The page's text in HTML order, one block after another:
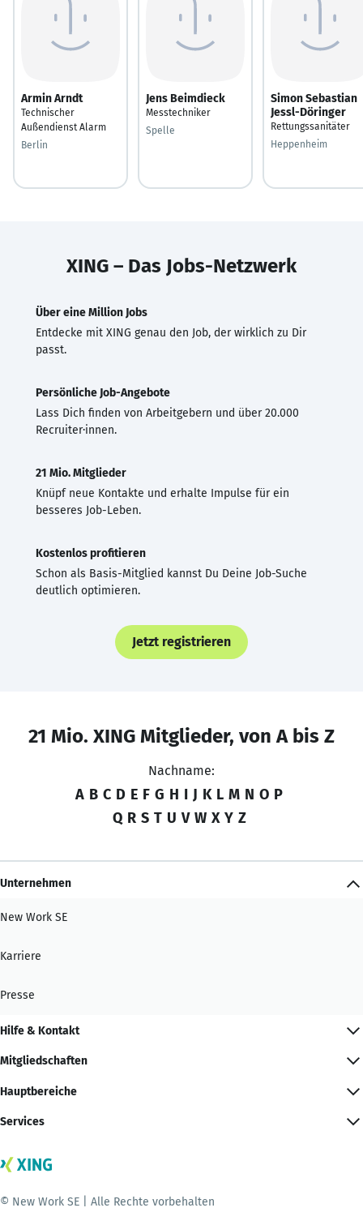
Armin Arndt
Technischer
Außendienst Alarm
Berlin
Jens Beimdieck
Messtechniker
Spelle
Simon Sebastian
Jessl-Döringer
Rettungssanitäter
Heppenheim
XING – Das Jobs-Netzwerk
Über eine Million Jobs
Entdecke mit XING genau den Job, der wirklich zu Dir
passt.
Persönliche Job-Angebote
Lass Dich finden von Arbeitgebern und über 20.000
Recruiter·innen.
21 Mio. Mitglieder
Knüpf neue Kontakte und erhalte Impulse für ein
besseres Job-Leben.
Kostenlos profitieren
Schon als Basis-Mitglied kannst Du Deine Job-Suche
deutlich optimieren.
Jetzt registrieren
21 Mio. XING Mitglieder, von A bis Z
Nachname:
A B C D E F G H I J K L M N O P
Q R S T U V W X Y Z
Unternehmen
New Work SE
Karriere
Presse
Hilfe & Kontakt
Mitgliedschaften
Hauptbereiche
Services
© New Work SE | Alle Rechte vorbehalten